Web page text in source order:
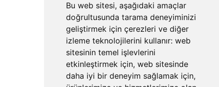
Bu web sitesi, aşağıdaki amaçlar
doğrultusunda tarama deneyiminizi
geliştirmek için çerezleri ve diğer
izleme teknolojilerini kullanır: web
sitesinin temel işlevlerini
etkinleştirmek için, web sitesinde
daha iyi bir deneyim sağlamak için,